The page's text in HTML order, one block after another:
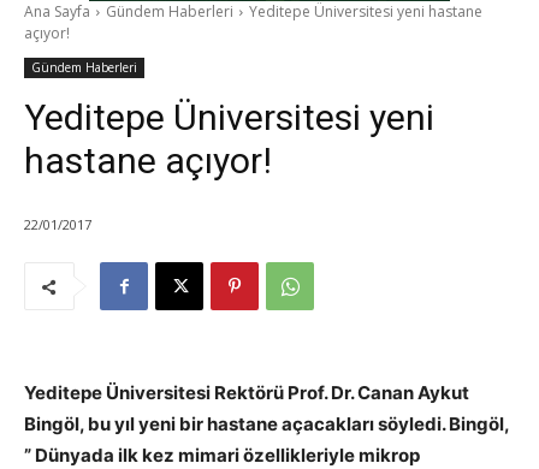
Ana Sayfa Gündem Haberleri
Yeditepe Üniversitesi yeni hastane
açıyor!
Gündem Haberleri
Yeditepe Üniversitesi yeni
hastane açıyor!
22/01/2017
Yeditepe Üniversitesi Rektörü Prof. Dr. Canan Aykut
Bingöl, bu yıl yeni bir hastane açacakları söyledi. Bingöl,
” Dünyada ilk kez mimari özellikleriyle mikrop